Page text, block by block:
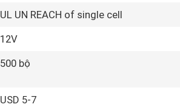
UL UN REACH of single cell
12V
500 bộ
USD 5-7